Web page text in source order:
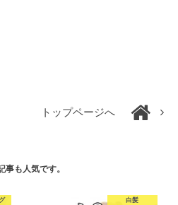
トップページへ
事も人気です。
白髪